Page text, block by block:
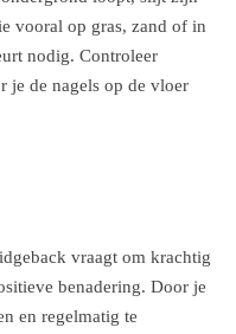
vooral op gras, zand of in
nodig. Controleer
je de nagels op de vloer
vraagt om krachtig
benadering. Door je
en regelmatig te